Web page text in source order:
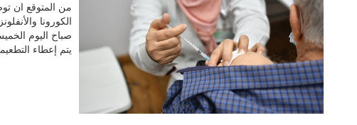
من المتوقع ان
الكورونا
صباح اليوم
يتم إعطاء